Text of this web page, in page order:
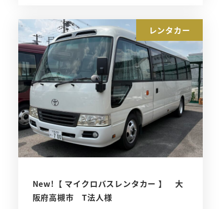
レンタカー
New!【 マイクロバスレンタカー 】 大
阪府高槻市 T法人様